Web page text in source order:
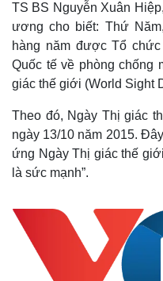
TS BS Nguyễn Xuân
ương cho biết: Thứ
hàng năm được Tổ
Quốc tế về phòng chống
giác thế giới (World Sight
Theo đó, Ngày Thị giác
ngày 13/10 năm 2015.
ứng Ngày Thị giác thế
là sức mạnh”.